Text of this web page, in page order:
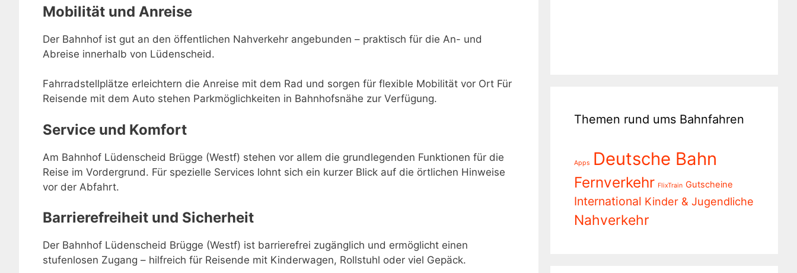
Mobilität und Anreise
Der Bahnhof ist gut an den öffentlichen Nahverkehr angebunden – praktisch für die An- und
Abreise innerhalb von Lüdenscheid.
Fahrradstellplätze erleichtern die Anreise mit dem Rad und sorgen für flexible Mobilität vor Ort Für
Reisende mit dem Auto stehen Parkmöglichkeiten in Bahnhofsnähe zur Verfügung.
Service und Komfort
Am Bahnhof Lüdenscheid Brügge (Westf) stehen vor allem die grundlegenden Funktionen für die
Reise im Vordergrund. Für spezielle Services lohnt sich ein kurzer Blick auf die örtlichen Hinweise
vor der Abfahrt.
Barrierefreiheit und Sicherheit
Der Bahnhof Lüdenscheid Brügge (Westf) ist barrierefrei zugänglich und ermöglicht einen
stufenlosen Zugang – hilfreich für Reisende mit Kinderwagen, Rollstuhl oder viel Gepäck.
Themen rund ums Bahnfahren
Apps Deutsche Bahn
Fernverkehr FlixTrain Gutscheine
International Kinder & Jugendliche
Nahverkehr